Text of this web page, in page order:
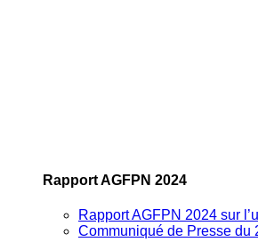
Rapport AGFPN 2024
Rapport AGFPN 2024 sur
Communiqué de Presse du